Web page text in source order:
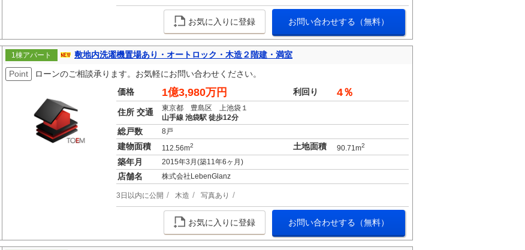
お気に入りに登録 お問い合わせする（無料）
1棟アパート
敷地内洗濯機置場あり・オートロック・木造２階建・満室
Point
ローンのご相談承ります。お気軽にお問い合わせください。
価格
1億3,980万円 利回り 4％
住所 交通
東京都 豊島区 上池袋１
山手線 池袋駅 徒歩12分
総戸数 8戸
建物面積 112.56m2 土地面積 90.71m2
築年月 2015年3月(築11年6ヶ月)
店舗名 株式会社LebenGlanz
3日以内に公開 木造 写真あり
お気に入りに登録 お問い合わせする（無料）